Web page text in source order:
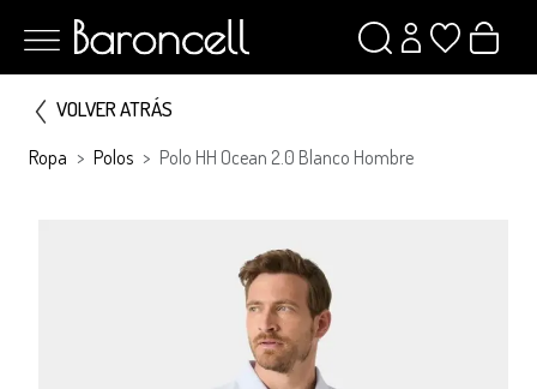
VOLVER ATRÁS
Ropa Polos Polo HH Ocean 2.0 Blanco Hombre